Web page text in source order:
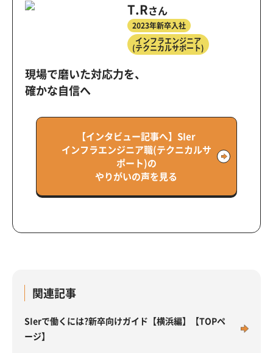
T.Rさん
2023年新卒入社
インフラエンジニア
(テクニカルサポート)
現場で磨いた対応力を、
確かな自信へ
【インタビュー記事へ】SIer
インフラエンジニア職(テクニカルサ
ポート)の
やりがいの声を見る
関連記事
SIerで働くには?新卒向けガイド【横浜編】【TOPペ
ージ】